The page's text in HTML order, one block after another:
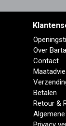
Over
Contact
Betalen
Retour &